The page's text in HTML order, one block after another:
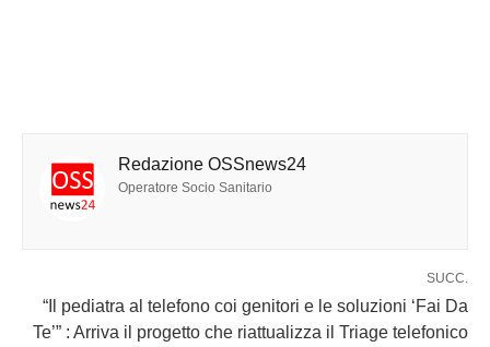
Redazione OSSnews24
Operatore Socio Sanitario
SUCC.
“Il pediatra al telefono coi genitori e le soluzioni ‘Fai Da
Te’” : Arriva il progetto che riattualizza il Triage telefonico